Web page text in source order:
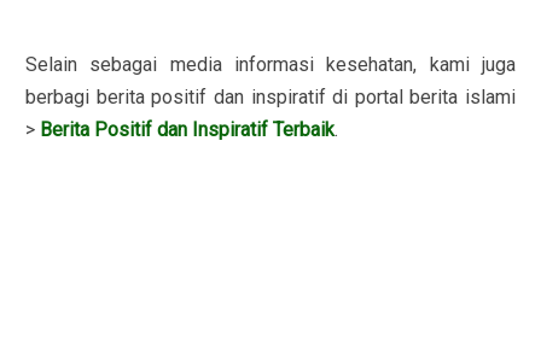
Selain sebagai media informasi kesehatan, kami juga
berbagi berita positif dan inspiratif di portal berita islami
> Berita Positif dan Inspiratif Terbaik.